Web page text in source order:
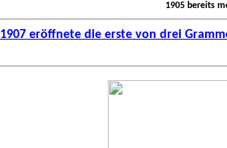
1905 bereits
1907 eröffnete die erste von drei